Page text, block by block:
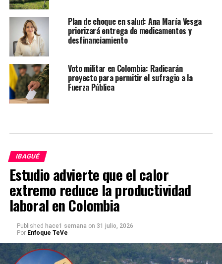
Plan de choque en salud: Ana María Vesga
priorizará entrega de medicamentos y
desfinanciamiento
Voto militar en Colombia: Radicarán
proyecto para permitir el sufragio a la
Fuerza Pública
IBAGUÉ
Estudio advierte que el calor
extremo reduce la productividad
laboral en Colombia
Published hace1 semana on 31 julio, 2026
Por Enfoque TeVe